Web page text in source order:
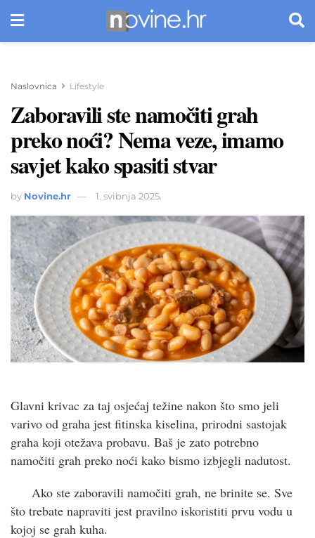
Naslovnica Lifestyle
Zaboravili ste namočiti grah
preko noći? Nema veze, imamo
savjet kako spasiti stvar
by Novine.hr 1. svibnja 2025.
Glavni krivac za taj osjećaj težine nakon što smo jeli
varivo od graha jest fitinska kiselina, prirodni sastojak
graha koji otežava probavu. Baš je zato potrebno
namočiti grah preko noći kako bismo izbjegli nadutost.
Ako ste zaboravili namočiti grah, ne brinite se. Sve
što trebate napraviti jest pravilno iskoristiti prvu vodu u
kojoj se grah kuha.